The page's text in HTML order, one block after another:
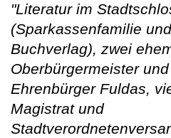
"Literatur im
(Sparkassenfamilie
Buchverlag), zwei
Oberbürgermeister
Ehrenbürger Fuldas,
Magistrat und